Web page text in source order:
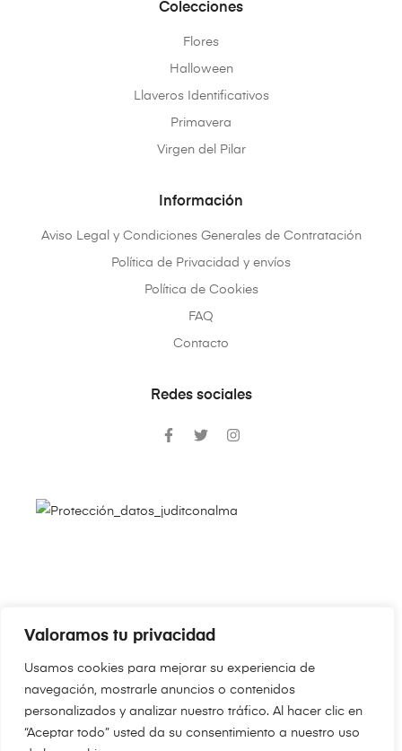
Valoramos tu privacidad
Usamos cookies para mejorar su experiencia de
navegación, mostrarle anuncios o contenidos
personalizados y analizar nuestro tráfico. Al hacer clic en
“Aceptar todo” usted da su consentimiento a nuestro uso
Colecciones
Flores
Halloween
Llaveros Identificativos
Primavera
Virgen del Pilar
Información
Aviso Legal y Condiciones Generales de Contratación
Política de Privacidad y envíos
Política de Cookies
FAQ
Contacto
Redes sociales
reservados.